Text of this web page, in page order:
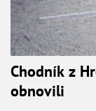
Chodník z
obnovili